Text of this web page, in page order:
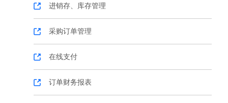
进销存、库存管理
采购订单管理
在线支付
订单财务报表